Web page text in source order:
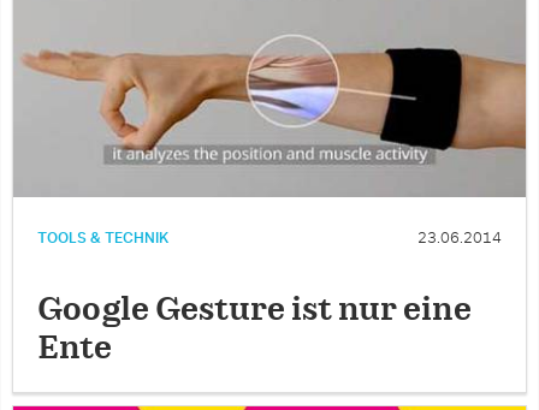
TOOLS & TECHNIK 23.06.2014
Google Gesture ist nur eine
Ente